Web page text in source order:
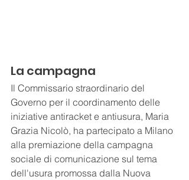
La campagna
Il Commissario straordinario del
Governo per il coordinamento delle
iniziative antiracket e antiusura, Maria
Grazia Nicolò, ha partecipato a Milano
alla premiazione della campagna
sociale di comunicazione sul tema
dell'usura promossa dalla Nuova